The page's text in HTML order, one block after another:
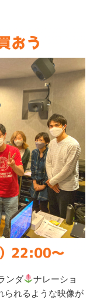
ンダ
ナレーショ
られるような映像が